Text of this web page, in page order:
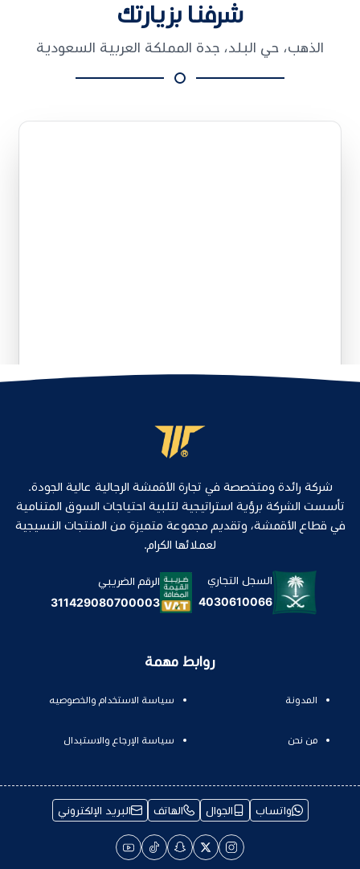
شرفنا بزيارتك
الذهب، حي البلد، جدة المملكة العربية السعودية
روابط مهمة
المدونة
من نحن
سياسة الاستخدام والخصوصيه
سياسة الإرجاع والاستبدال
شركة رائدة ومتخصصة في تجارة الأقمشة الرجالية عالية الجودة.
تأسست الشركة برؤية استراتيجية لتلبية احتياجات السوق المتنامية
في قطاع الأقمشة، وتقديم مجموعة متميزة من المنتجات النسيجية
لعملائها الكرام.
السجل التجاري
4030610066
الرقم الضريبي
311429080700003
واتساب الجوال الهاتف البريد الإلكتروني